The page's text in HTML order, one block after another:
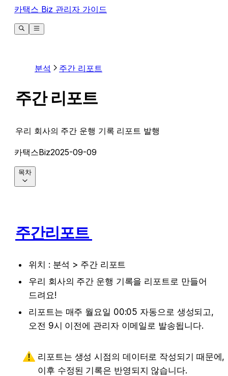
카택스 Biz 관리자 가이드
분석 주간 리포트
주간 리포트
우리 회사의 주간 운행 기록 리포트 발행
카택스Biz2025-09-09
주간리포트
위치 : 분석 > 주간 리포트
우리 회사의 주간 운행 기록을 리포트로 만들어
드려요!
리포트는 매주 월요일 00:05 자동으로 생성되고,
오전 9시 이전에 관리자 이메일로 발송됩니다.
리포트는 생성 시점의 데이터로 작성되기 때문에,
이후 수정된 기록은 반영되지 않습니다.
목차